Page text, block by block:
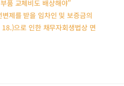
품 교체비도 배상해야”
제를 받을 임차인 및 보증금의
으로 인한 채무자회생법상 면